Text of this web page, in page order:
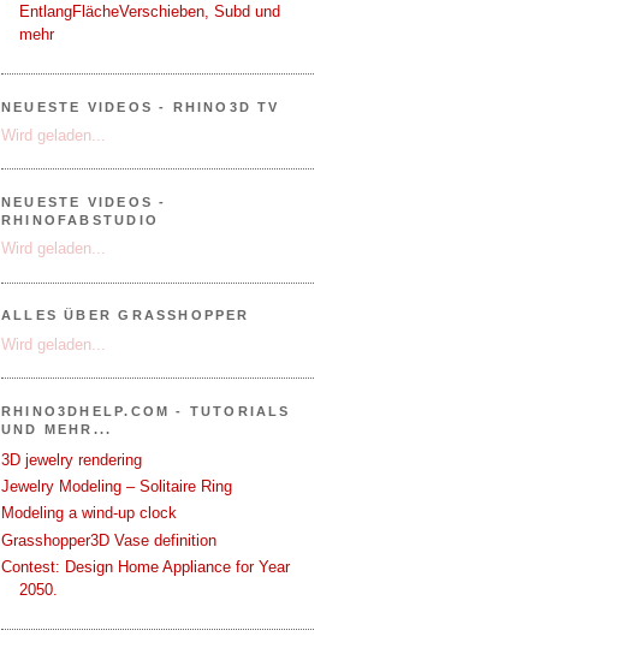
EntlangFlächeVerschieben, Subd und
mehr
NEUESTE VIDEOS - RHINO3D TV
Wird geladen...
NEUESTE VIDEOS -
RHINOFABSTUDIO
Wird geladen...
ALLES ÜBER GRASSHOPPER
Wird geladen...
RHINO3DHELP.COM - TUTORIALS
UND MEHR...
3D jewelry rendering
Jewelry Modeling – Solitaire Ring
Modeling a wind-up clock
Grasshopper3D Vase definition
Contest: Design Home Appliance for Year
2050.